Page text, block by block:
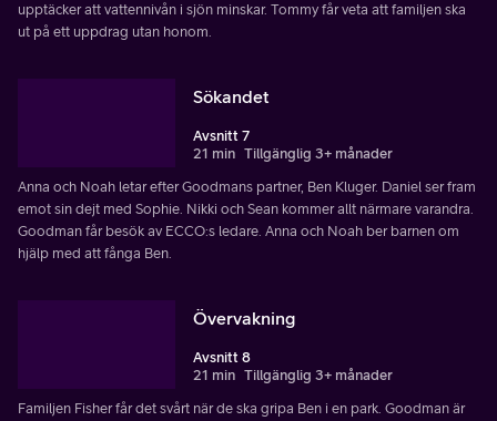
upptäcker att vattennivån i sjön minskar. Tommy får veta att familjen ska
ut på ett uppdrag utan honom.
Sökandet
Avsnitt 7
21 min Tillgänglig 3+ månader
Anna och Noah letar efter Goodmans partner, Ben Kluger. Daniel ser fram
emot sin dejt med Sophie. Nikki och Sean kommer allt närmare varandra.
Goodman får besök av ECCO:s ledare. Anna och Noah ber barnen om
hjälp med att fånga Ben.
Övervakning
Avsnitt 8
21 min Tillgänglig 3+ månader
Familjen Fisher får det svårt när de ska gripa Ben i en park. Goodman är